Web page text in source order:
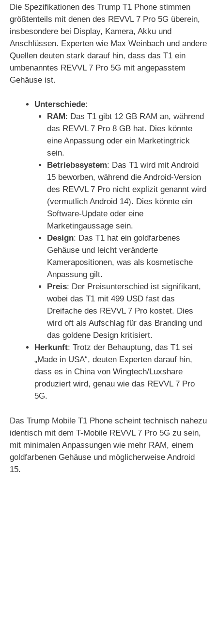
Die Spezifikationen des Trump T1 Phone stimmen
größtenteils mit denen des REVVL 7 Pro 5G überein,
insbesondere bei Display, Kamera, Akku und
Anschlüssen. Experten wie Max Weinbach und andere
Quellen deuten stark darauf hin, dass das T1 ein
umbenanntes REVVL 7 Pro 5G mit angepasstem
Gehäuse ist.
Unterschiede:
RAM : Das T1 gibt 12 GB RAM an, während
das REVVL 7 Pro 8 GB hat. Dies könnte
eine Anpassung oder ein Marketingtrick
sein.
Betriebssystem: Das T1 wird mit Android
15 beworben, während die Android-Version
des REVVL 7 Pro nicht explizit genannt wird
(vermutlich Android 14). Dies könnte ein
Software-Update oder eine
Marketingaussage sein.
Design: Das T1 hat ein goldfarbenes
Gehäuse und leicht veränderte
Kamerapositionen, was als kosmetische
Anpassung gilt.
Preis: Der Preisunterschied ist signifikant,
wobei das T1 mit 499 USD fast das
Dreifache des REVVL 7 Pro kostet. Dies
wird oft als Aufschlag für das Branding und
das goldene Design kritisiert.
Herkunft: Trotz der Behauptung, das T1 sei
„Made in USA“, deuten Experten darauf hin,
dass es in China von Wingtech/Luxshare
produziert wird, genau wie das REVVL 7 Pro
5G.
Das Trump Mobile T1 Phone scheint technisch nahezu
identisch mit dem T-Mobile REVVL 7 Pro 5G zu sein,
mit minimalen Anpassungen wie mehr RAM, einem
goldfarbenen Gehäuse und möglicherweise Android
15.